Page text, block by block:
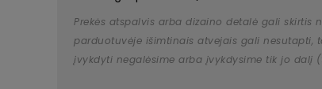
Prekės atspalvis arba dizaino detalė gali skirtis
parduotuvėje išimtinais atvejais gali nesutapti,
įvykdyti negalėsime arba įvykdysime tik jo dalį